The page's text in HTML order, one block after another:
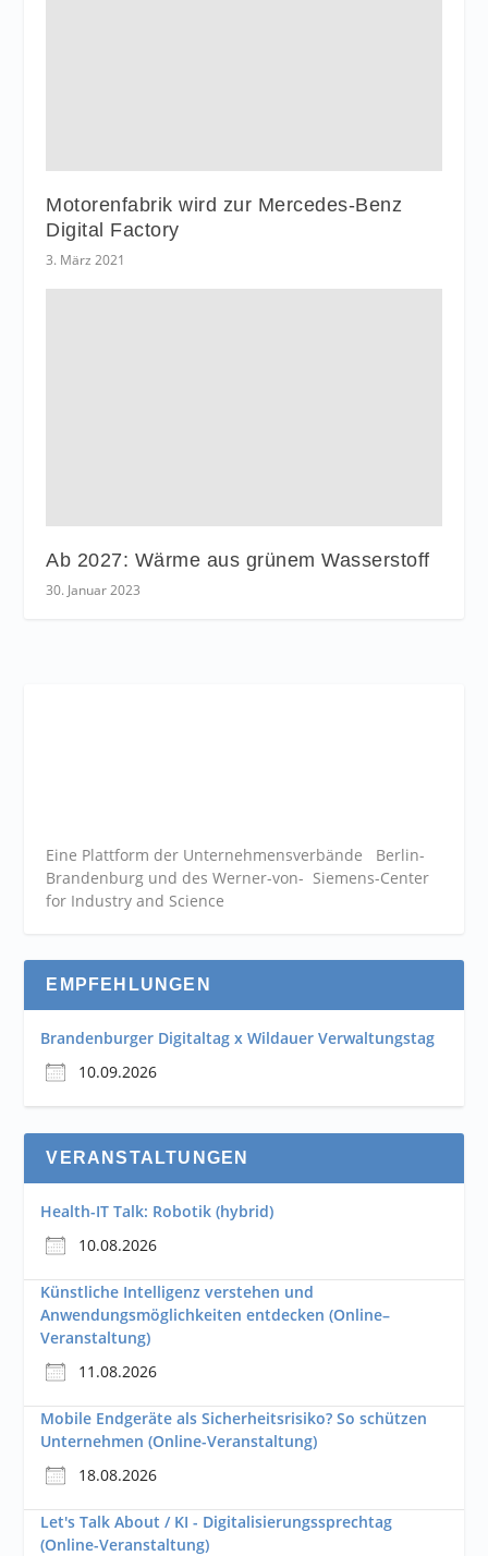
Motorenfabrik wird zur Mercedes-Benz
Digital Factory
3. März 2021
Ab 2027: Wärme aus grünem Wasserstoff
30. Januar 2023
Eine Plattform der Unternehmensverbände Berlin-
Brandenburg und des Werner-von- Siemens-Center
for Industry and Science
EMPFEHLUNGEN
Brandenburger Digitaltag x Wildauer Verwaltungstag
10.09.2026
VERANSTALTUNGEN
Health-IT Talk: Robotik (hybrid)
10.08.2026
Künstliche Intelligenz verstehen und
Anwendungsmöglichkeiten entdecken (Online–
Veranstaltung)
11.08.2026
Mobile Endgeräte als Sicherheitsrisiko? So schützen
Unternehmen (Online-Veranstaltung)
18.08.2026
Let's Talk About / KI - Digitalisierungssprechtag
(Online-Veranstaltung)